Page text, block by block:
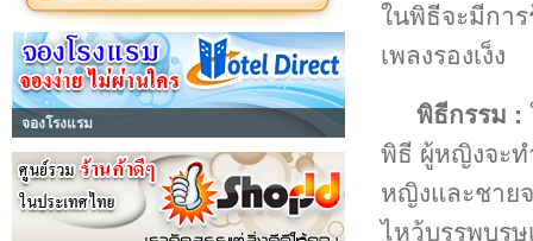
จองโรงแรม
ในพิธีจะมีการ
เพลงรองเง็ง
พิธีกรรม :
พิธี ผู้หญิงจะท
หญิงและชาย
ไหว้บรรพบุรุ